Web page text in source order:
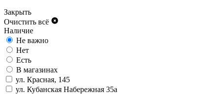
Закрыть
Очистить всё
Наличие
Не важно
Нет
Есть
В магазинах
ул. Красная, 145
ул. Кубанская Набережная 35а